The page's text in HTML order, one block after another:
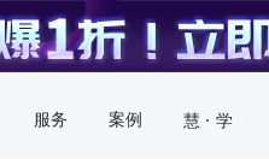
服务 案例 慧 · 学